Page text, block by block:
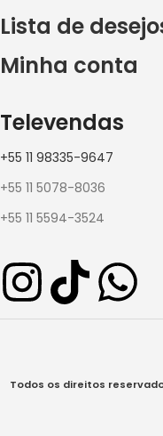
Lista de
Minha conta
Televendas
+55 11 98335-9647
+55 11 5078-8036
+55 11 5594-3524
Todos os direitos